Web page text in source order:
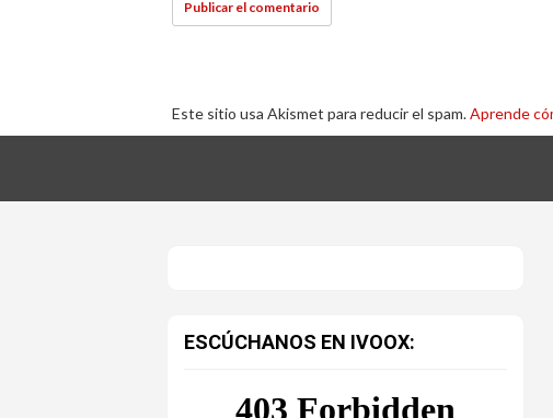
Este sitio usa Akismet para reducir el spam.Aprende
ESCÚCHANOS EN IVOOX: